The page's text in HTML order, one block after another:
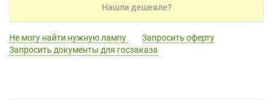
Нашли дешевле?
Не могу найти нужную лампу
Запросить оферту
Запросить документы для госзаказа